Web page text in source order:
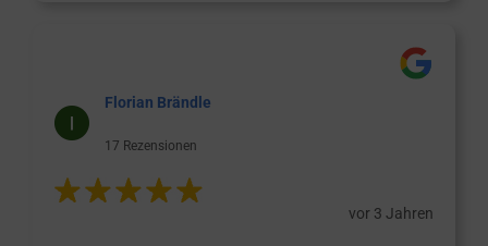
Florian Brändle
17 Rezensionen
vor 3 Jahren